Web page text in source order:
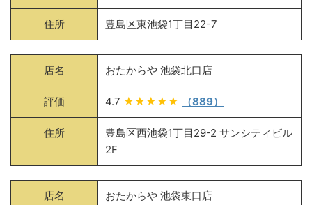
住所 豊島区東池袋1丁目22-7
店名 おたからや 池袋北口店
評価 4.7 ★★★★★ （889）
住所
豊島区西池袋1丁目29-2 サンシティビル
2F
店名 おたからや 池袋東口店